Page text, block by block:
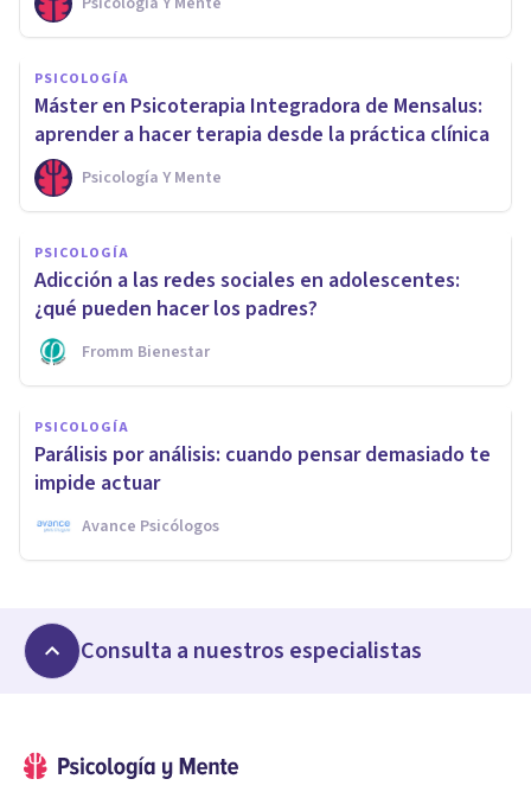
PSICOLOGÍA
Máster en Psicoterapia Integradora de Mensalus:
aprender a hacer terapia desde la práctica clínica
Psicología Y Mente
PSICOLOGÍA
Adicción a las redes sociales en adolescentes:
¿qué pueden hacer los padres?
Fromm Bienestar
PSICOLOGÍA
Parálisis por análisis: cuando pensar demasiado te
impide actuar
Avance Psicólogos
Consulta a nuestros especialistas